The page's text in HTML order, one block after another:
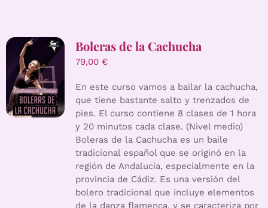
Boleras de la Cachucha
79,00 €
En este curso vamos a bailar la cachucha,
que tiene bastante salto y trenzados de
pies. El curso contiene 8 clases de 1 hora
y 20 minutos cada clase. (Nivel medio)
Boleras de la Cachucha es un baile
tradicional español que se originó en la
región de Andalucía, especialmente en la
provincia de Cádiz. Es una versión del
bolero tradicional que incluye elementos
de la danza flamenca, y se caracteriza por